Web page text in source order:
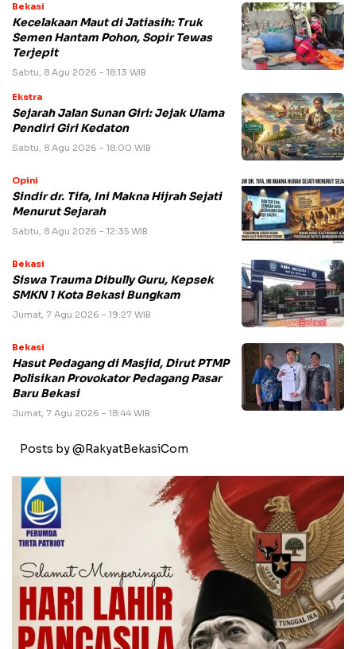
Bekasi
Kecelakaan Maut di Jatiasih: Truk
Semen Hantam Pohon, Sopir Tewas
Terjepit
Sabtu, 8 Agu 2026 - 18:13 WIB
Ekstra
Sejarah Jalan Sunan Giri: Jejak Ulama
Pendiri Giri Kedaton
Sabtu, 8 Agu 2026 - 18:00 WIB
Opini
Sindir dr. Tifa, Ini Makna Hijrah Sejati
Menurut Sejarah
Sabtu, 8 Agu 2026 - 12:35 WIB
Bekasi
Siswa Trauma Dibully Guru, Kepsek
SMKN 1 Kota Bekasi Bungkam
Jumat, 7 Agu 2026 - 19:27 WIB
Bekasi
Hasut Pedagang di Masjid, Dirut PTMP
Polisikan Provokator Pedagang Pasar
Baru Bekasi
Jumat, 7 Agu 2026 - 18:44 WIB
Posts by @RakyatBekasiCom